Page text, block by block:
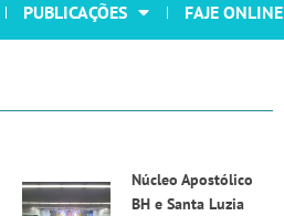
PUBLICAÇÕES FAJE ONLINE
Núcleo Apostólico
BH e Santa Luzia